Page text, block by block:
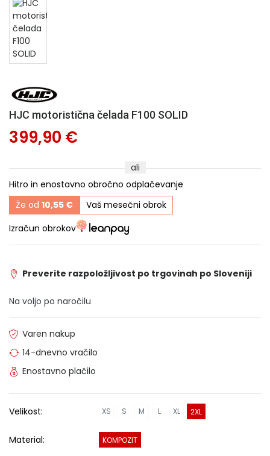
HJC motoristična čelada F100 SOLID
399,90 €
ali
Hitro in enostavno obročno odplačevanje
Že od 10,55 €
Vaš mesečni obrok
Izračun obrokov
Preverite razpoložljivost po trgovinah po Sloveniji
Na voljo po naročilu
Varen nakup
14-dnevno vračilo
Enostavno plačilo
Velikost: XS S M L XL 2XL
Material: KOMPOZIT